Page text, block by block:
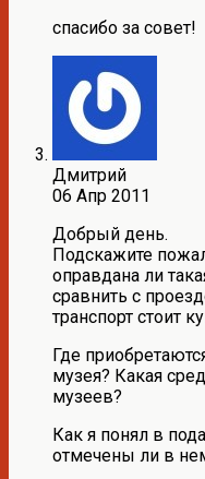
спасибо за совет!
Дмитрий
06 Апр 2011
Добрый день.
Подскажите
оправдана ли
сравнить с
транспорт стоит
Где
музея? Какая
музеев?
Как я понял в
отмечены ли в